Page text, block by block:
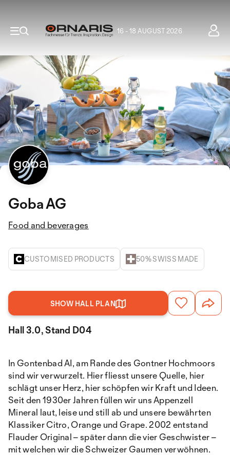
16 - 18 AUGUST 2026
Goba AG
Food and beverages
CUSTOMISED PRODUCTS 50% SWISS MADE
SHOW HALL PLAN
Hall 3.0, Stand D04
In Gontenbad AI, am Rande des Gontner Hochmoors
sind wir verwurzelt. Hier fliesst unsere Quelle, hier
schlägt unser Herz, hier schöpfen wir Kraft und Ideen.
Seit den 1930er Jahren füllen wir uns Appenzell
Mineral laut, leise und still ab und unsere bewährten
Klassiker Citro, Orange und Grape. 2002 entstand
Flauder Original – später dann die vier Geschwister –
mit welchen wir die Schweizer Gaumen verwöhnen.